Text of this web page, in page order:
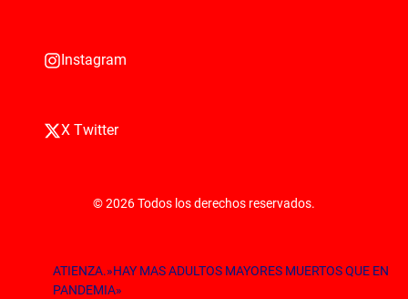
Instagram
X Twitter
© 2026 Todos los derechos reservados.
ATIENZA.»HAY MAS ADULTOS MAYORES MUERTOS QUE EN
PANDEMIA»